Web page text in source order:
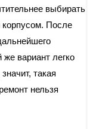
выбирать
корпусом. После
вариант легко
такая
нельзя